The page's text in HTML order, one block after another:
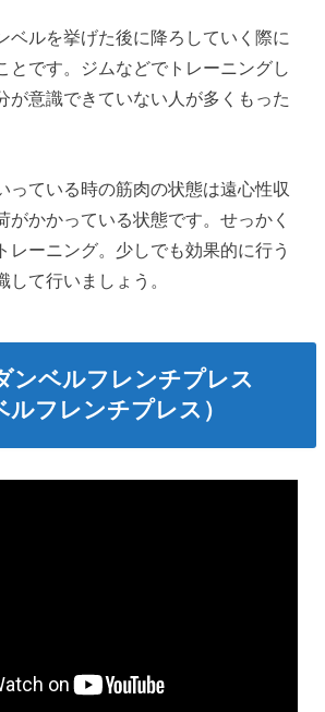
ベルを挙げた後に降ろしていく際に
とです。ジムなどでトレーニングし
が意識できていない人が多くもった
っている時の筋肉の状態は遠心性収
がかかっている状態です。せっかく
レーニング。少しでも効果的に行う
して行いましょう。
ンベルフレンチプレス
ルフレンチプレス）